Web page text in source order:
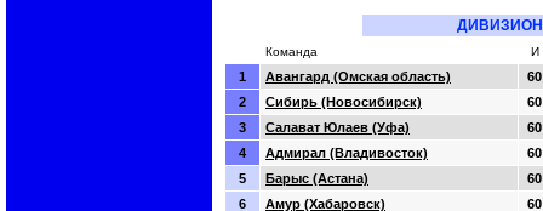
Команда И
1 Авангард (Омская область)
60
2
Сибирь (Новосибирск)
60
3
Салават Юлаев (Уфа)
60
4
Адмирал (Владивосток)
60
5
Барыс (Астана)
60
6
Амур (Хабаровск)
60